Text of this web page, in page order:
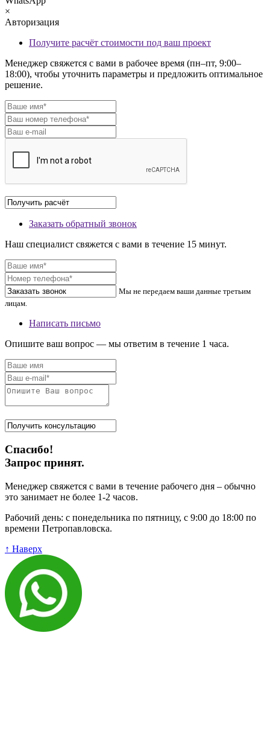
×
Авторизация
Получите расчёт стоимости под ваш проект
Менеджер свяжется с вами в рабочее время (пн–пт, 9:00–
18:00), чтобы уточнить параметры и предложить оптимальное
решение.
Заказать обратный звонок
Наш специалист свяжется с вами в течение 15 минут.
Мы не передаем ваши данные третьим
лицам.
Написать письмо
Опишите ваш вопрос — мы ответим в течение 1 часа.
Спасибо!
Запрос принят.
Менеджер свяжется с вами в течение рабочего дня – обычно
это занимает не более 1-2 часов.
Рабочий день: с понедельника по пятницу, с 9:00 до 18:00 по
времени Петропавловска.
↑ Наверх